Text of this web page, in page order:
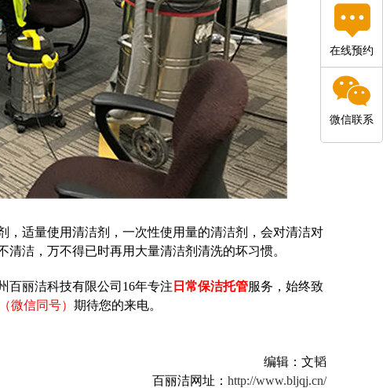
，适量使用清洁剂，一次性使用量的清洁剂，会对清洁对
洁，万不得已时再用大量清洁剂清洗的坏习惯。
百丽洁科技有限公司 16年专注 日常保洁托管服务，始终致
微信同号） 期待您的来电。
编辑：文韬
百丽洁网址： http://www.bljqj.cn/
在线预约
微信联系